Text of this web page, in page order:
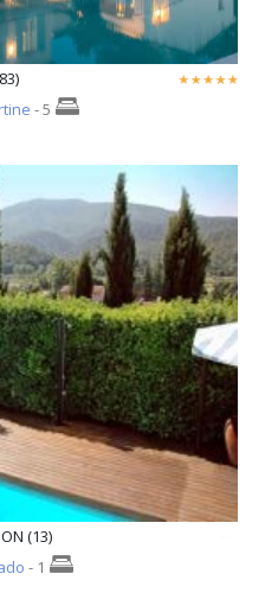
- 5
(13)
- 1